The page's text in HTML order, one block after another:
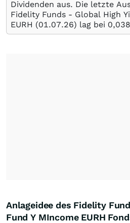
Dividenden aus. Die letzte
Fidelity Funds - Global High
EURH (01.07.26) lag bei 0,038
Anlageidee des Fidelity
Fund Y MIncome EURH